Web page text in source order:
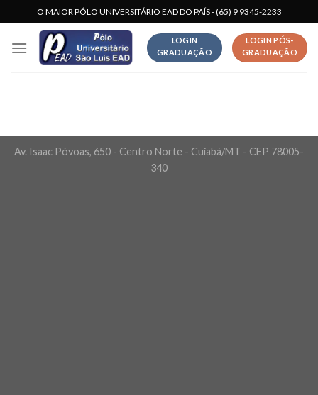
to
content
O MAIOR PÓLO UNIVERSITÁRIO EAD DO PAÍS - (65) 9 9345-2233
LOGIN
GRADUAÇÃO
LOGIN PÓS-
GRADUAÇÃO
Av. Isaac Póvoas, 650 - Centro Norte - Cuiabá/MT - CEP 78005-
340